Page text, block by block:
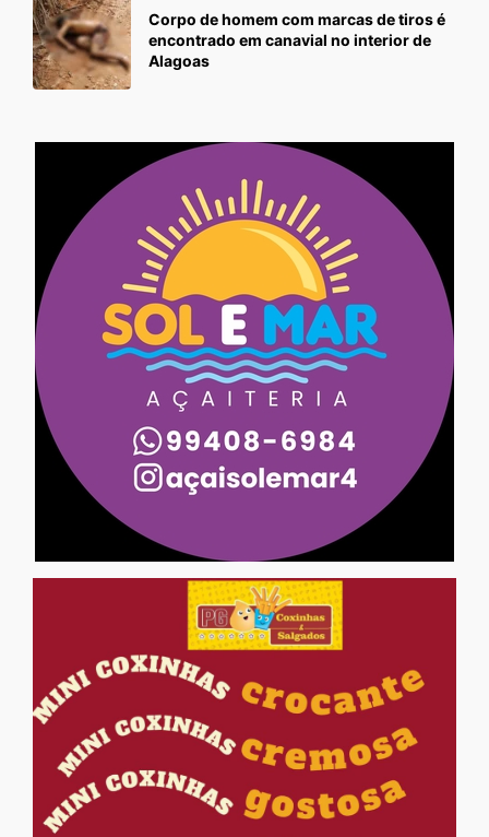
Corpo de homem com marcas de tiros é
encontrado em canavial no interior de
Alagoas